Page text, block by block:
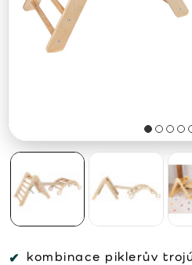
kombinace piklerův